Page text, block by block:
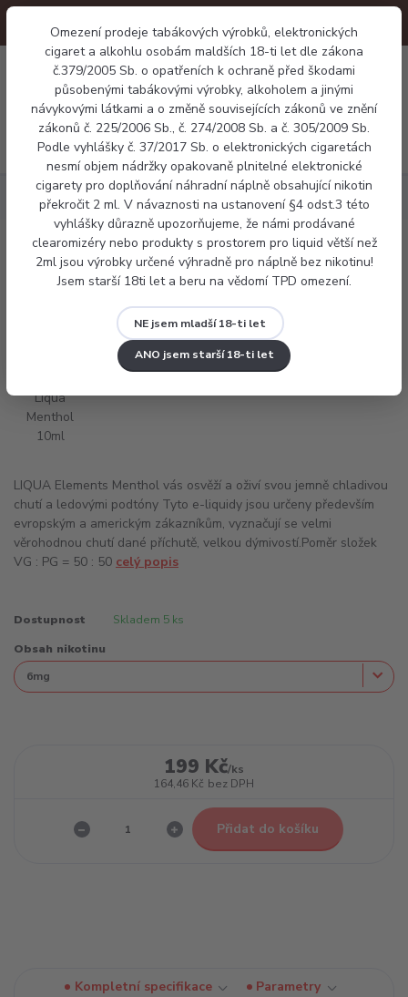
Omezení prodeje tabákových výrobků, elektronických
cigaret a alkohlu osobám maldších 18-ti let dle zákona
č.379/2005 Sb. o opatřeních k ochraně před škodami
působenými tabákovými výrobky, alkoholem a jinými
návykovými látkami a o změně souvisejících zákonů ve znění
zákonů č. 225/2006 Sb., č. 274/2008 Sb. a č. 305/2009 Sb.
Podle vyhlášky č. 37/2017 Sb. o elektronických cigaretách
nesmí objem nádržky opakovaně plnitelné elektronické
cigarety pro doplňování náhradní náplně obsahující nikotin
překročit 2 ml. V návaznosti na ustanovení §4 odst.3 této
vyhlášky důrazně upozorňujeme, že námi prodávané
clearomizéry nebo produkty s prostorem pro liquid větší než
2ml jsou výrobky určené výhradně pro náplně bez nikotinu!
Jsem starší 18ti let a beru na vědomí TPD omezení.
NE jsem mladší 18-ti let
ANO jsem starší 18-ti let
Menu
0 Kč
Náplně E-liquid Liqua Menthol 10ml
E-liquid Liqua Menthol 10ml
LIQUA Elements Menthol vás osvěží a oživí svou jemně chladivou
chutí a ledovými podtóny Tyto e-liquidy jsou určeny především
evropským a americkým zákazníkům, vyznačují se velmi
věrohodnou chutí dané příchutě, velkou dýmivostí.Poměr složek
VG : PG = 50 : 50 celý popis
Dostupnost Skladem 5 ks
Obsah nikotinu
199 Kč/ks
164,46 Kč bez DPH
Přidat do košíku
Kompletní specifikace
Parametry